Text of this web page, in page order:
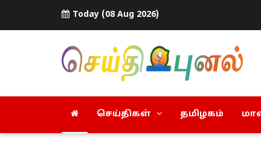
Today (08 Aug 2026)
செய்திகள் தமிழகம்